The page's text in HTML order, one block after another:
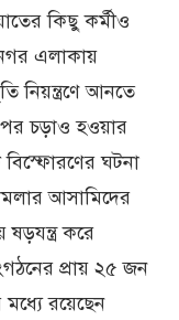
কিছু কর্মীও
এলাকায়
নিয়ন্ত্রণে আনতে
চড়াও হওয়ার
বিস্ফোরণের ঘটনা
আসামিদের
করে
প্রায় ২৫ জন
রয়েছেন